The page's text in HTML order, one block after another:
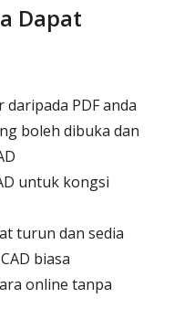
Dapat
PDF anda
boleh dibuka dan
untuk kongsi
turun dan sedia
biasa
online tanpa